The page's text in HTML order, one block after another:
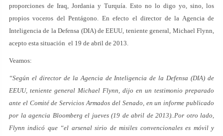
proporciones de Iraq, Jordania y Turquía. Esto no lo digo yo, sino, los
propios voceros del Pentágono. En efecto el director de la Agencia de
Inteligencia de la Defensa (DIA) de EEUU, teniente general, Michael Flynn,
acepto esta situación el 19 de abril de 2013.
Veamos:
“Según el director de la Agencia de Inteligencia de la Defensa (DIA) de
EEUU, teniente general Michael Flynn, dijo en un testimonio preparado
ante el Comité de Servicios Armados del Senado, en un informe publicado
por la agencia Bloomberg el jueves (19 de abril de 2013)..Por otro lado,
Flynn indicó que “el arsenal sirio de misiles convencionales es móvil y